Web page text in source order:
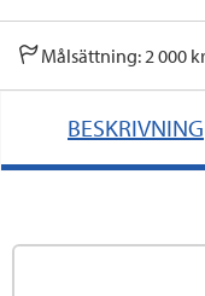
Målsättning: 2 000 kr
BESKRIVNING